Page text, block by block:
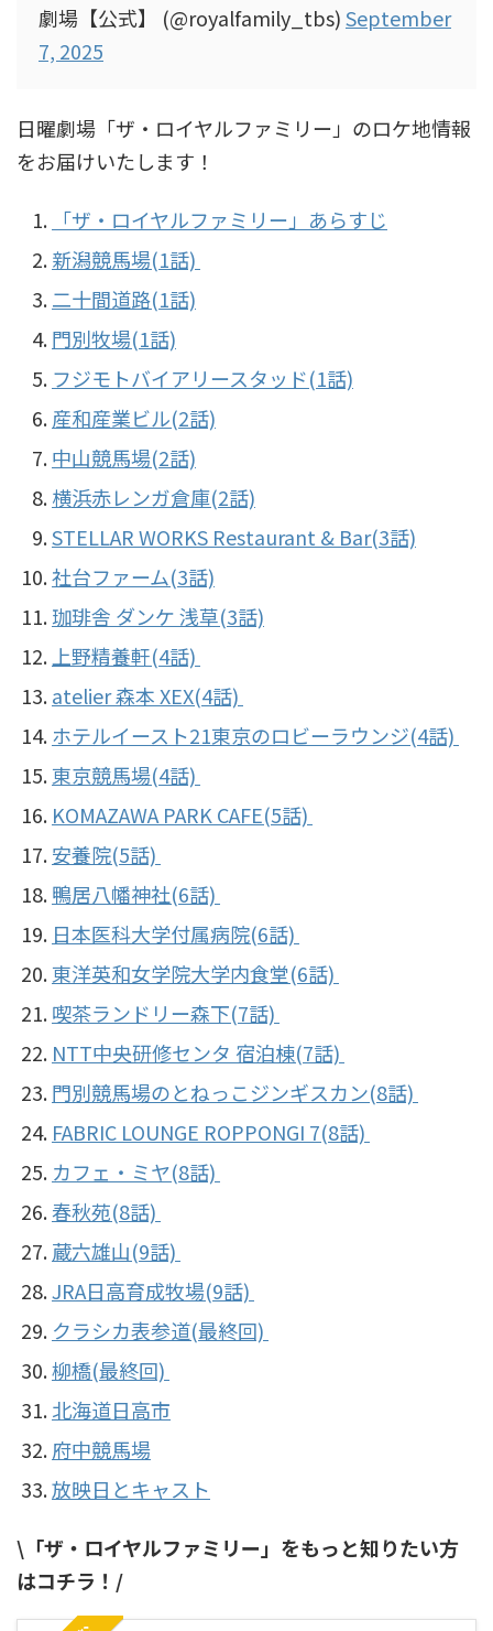
劇場【公式】 (@royalfamily_tbs)September
7, 2025
日曜劇場「ザ・ロイヤルファミリー」のロケ地情報
をお届けいたします！
「ザ・ロイヤルファミリー」あらすじ
新潟競馬場(1話)
二十間道路(1話)
門別牧場(1話)
フジモトバイアリースタッド(1話)
産和産業ビル(2話)
中山競馬場(2話)
横浜赤レンガ倉庫(2話)
STELLAR WORKS Restaurant & Bar(3話)
社台ファーム(3話)
珈琲舎 ダンケ 浅草(3話)
上野精養軒(4話)
atelier 森本 XEX(4話)
ホテルイースト21東京のロビーラウンジ(4話)
東京競馬場(4話)
KOMAZAWA PARK CAFE(5話)
安養院(5話)
鴨居八幡神社(6話)
日本医科大学付属病院(6話)
東洋英和女学院大学内食堂(6話)
喫茶ランドリー森下(7話)
NTT中央研修センタ 宿泊棟(7話)
門別競馬場のとねっこジンギスカン(8話)
FABRIC LOUNGE ROPPONGI 7(8話)
カフェ・ミヤ(8話)
春秋苑(8話)
蔵六雄山(9話)
JRA日高育成牧場(9話)
クラシカ表参道(最終回)
柳橋(最終回)
北海道日高市
府中競馬場
放映日とキャスト
\「ザ・ロイヤルファミリー」をもっと知りたい方
はコチラ！/